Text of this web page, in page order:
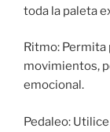
toda la paleta
Ritmo: Permita
movimientos,
emocional.
Pedaleo: